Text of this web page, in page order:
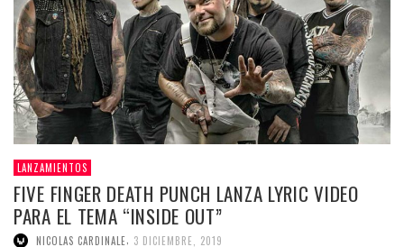
LANZAMIENTOS
FIVE FINGER DEATH PUNCH LANZA LYRIC VIDEO
PARA EL TEMA “INSIDE OUT”
NICOLAS CARDINALE, 3 DICIEMBRE, 2019